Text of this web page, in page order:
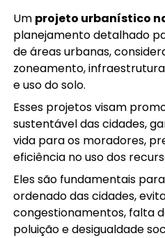
Um projeto urbanístico
planejamento detalhado
de áreas urbanas,
zoneamento,
e uso do solo.
Esses projetos visam
sustentável das cidades,
vida para os moradores,
eficiência no uso dos
Eles são fundamentais
ordenado das cidades,
congestionamentos, falta
poluição e desigualdade